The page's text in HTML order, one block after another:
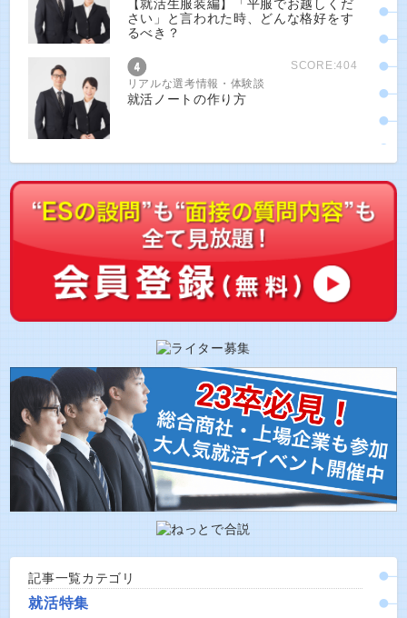
【就活生服装編】「平服でお越しくだ
さい」と言われた時、どんな格好をす
るべき？
SCORE:404
リアルな選考情報・体験談
就活ノートの作り方
記事一覧カテゴリ
就活特集